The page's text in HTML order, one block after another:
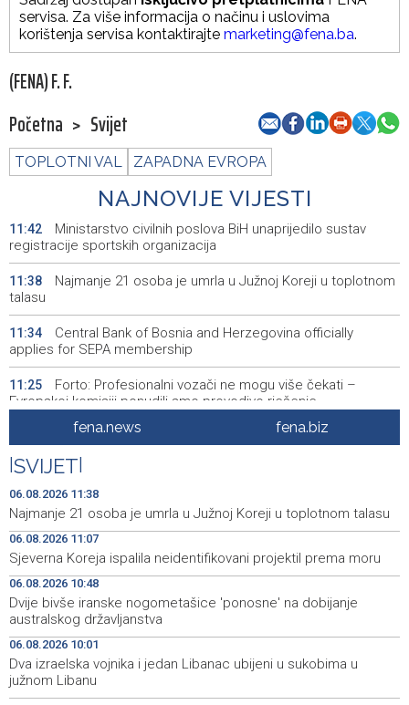
servisa. Za više informacija o načinu i uslovima
korištenja servisa kontaktirajte marketing@fena.ba.
(FENA) F. F.
Početna > Svijet
TOPLOTNI VAL ZAPADNA EVROPA
NAJNOVIJE VIJESTI
11:42
Ministarstvo civilnih poslova BiH unaprijedilo sustav
registracije sportskih organizacija
11:38
Najmanje 21 osoba je umrla u Južnoj Koreji u toplotnom
talasu
11:34
Central Bank of Bosnia and Herzegovina officially
applies for SEPA membership
11:25
Forto: Profesionalni vozači ne mogu više čekati –
Evropskoj komisiji ponudili smo provodivo rješenje
Misija OSCE u BiH - Novinari moraju imati mogućnost da
svoj posao obavljaju slobodno i sigurno
11:18
U BiH nema slučajeva ciklosporijaze, epidemija i dalje
traje u SAD-u
11:14
Ulysses obilježava završetak "Kralja Leara" nakon 26
sezona
Sjeverna Koreja ispalila neidentifikovani projektil prema
moru
11:00
Sunčano i vruće narednih dana, u popodnevnim
satima izgledni lokalni pljuskovi
10:48
Dvije bivše iranske nogometašice 'ponosne' na
fena.news fena.biz
SVIJET
06.08.2026 11:38
Najmanje 21 osoba je umrla u Južnoj Koreji u toplotnom talasu
06.08.2026 11:07
Sjeverna Koreja ispalila neidentifikovani projektil prema moru
06.08.2026 10:48
Dvije bivše iranske nogometašice 'ponosne' na dobijanje
australskog državljanstva
06.08.2026 10:01
Dva izraelska vojnika i jedan Libanac ubijeni u sukobima u
južnom Libanu